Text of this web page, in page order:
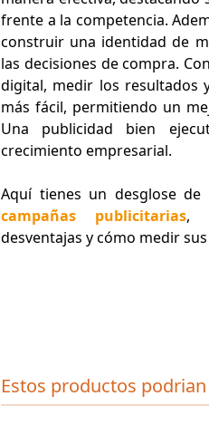
frente a la competencia.
construir una identidad de
las decisiones de compra.
digital, medir los resultados
más fácil, permitiendo un
Una publicidad bien
crecimiento empresarial.
Aquí tienes un desglose de
campañas publicitarias,
desventajas y cómo medir
Estos productos